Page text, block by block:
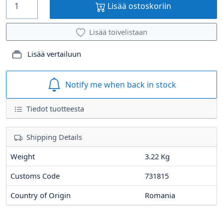
Tiedot tuotteesta
Shipping Details
Weight
3.22 Kg
Customs Code
731815
Country of Origin
Romania
Lisää ostoskoriin
Lisää toivelistaan
Lisää vertailuun
Notify me when back in stock